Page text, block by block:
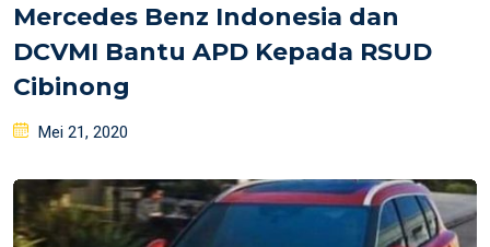
Mercedes Benz Indonesia dan
DCVMI Bantu APD Kepada RSUD
Cibinong
Posted
Mei 21, 2020